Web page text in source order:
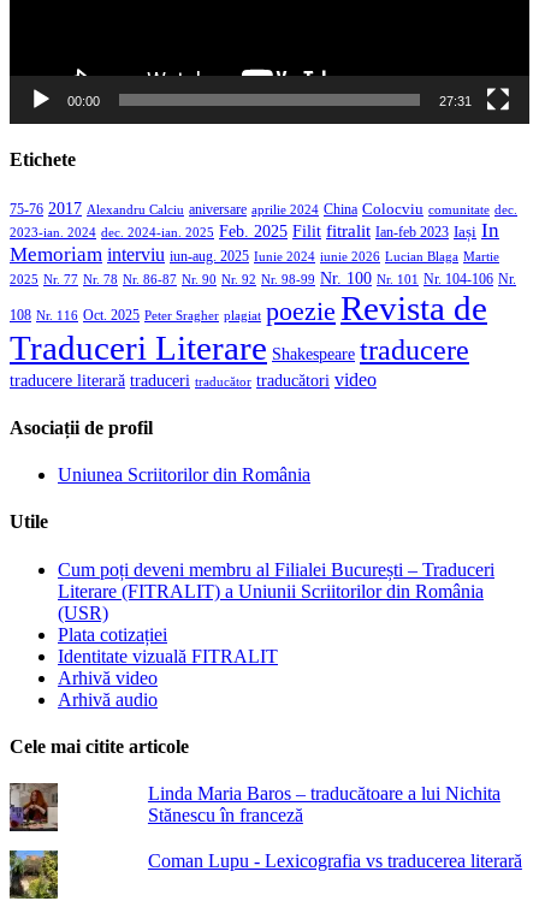
00:00 27:31
Etichete
75-76 2017 Alexandru Calciu aniversare aprilie 2024 China Colocviu comunitate dec.
2023-ian. 2024 dec. 2024-ian. 2025 Feb. 2025 Filit fitralit Ian-feb 2023 Iași In
Memoriam interviu iun-aug. 2025 Iunie 2024 iunie 2026 Lucian Blaga Martie
2025 Nr. 77 Nr. 78 Nr. 86-87 Nr. 90 Nr. 92 Nr. 98-99 Nr. 100 Nr. 101 Nr. 104-106 Nr.
108 Nr. 116 Oct. 2025 Peter Sragher plagiat poezie Revista de
Traduceri Literare Shakespeare traducere
traducere literară traduceri traducător traducători video
Asociații de profil
Uniunea Scriitorilor din România
Utile
Cum poți deveni membru al Filialei București – Traduceri
Literare (FITRALIT) a Uniunii Scriitorilor din România
(USR)
Plata cotizației
Identitate vizuală FITRALIT
Arhivă video
Arhivă audio
Cele mai citite articole
Linda Maria Baros – traducătoare a lui Nichita
Stănescu în franceză
Coman Lupu - Lexicografia vs traducerea literară